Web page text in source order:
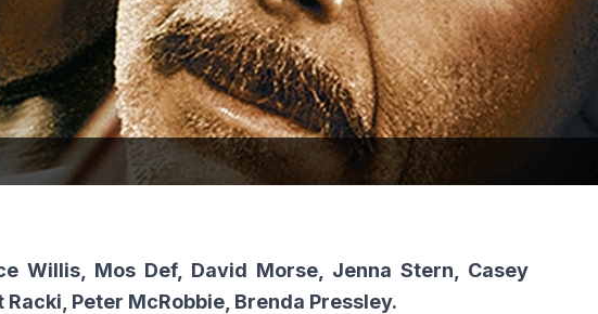
Willis, Mos Def, David Morse, Jenna Stern, Casey
Peter McRobbie, Brenda Pressley.